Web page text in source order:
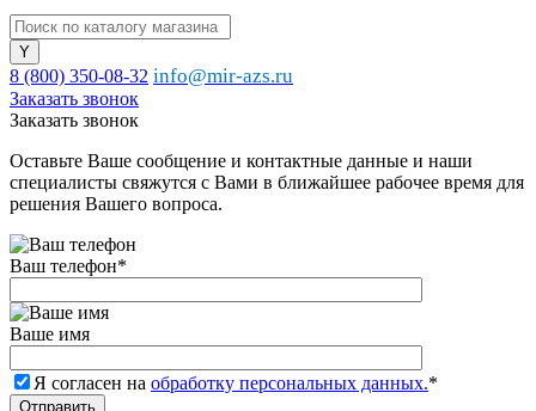
8 (800) 350-08-32 info@mir-azs.ru
Заказать звонок
Заказать звонок
Оставьте Ваше сообщение и контактные данные и наши
специалисты свяжутся с Вами в ближайшее рабочее время для
решения Вашего вопроса.
Ваш телефон*
Ваше имя
Я согласен на обработку персональных данных.*